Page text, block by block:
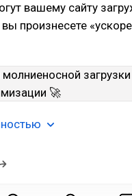
вашему сайту
произнесете